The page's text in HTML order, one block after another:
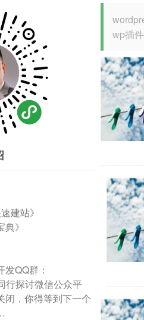
建站》
》
QQ群：
行探讨微信公众平
闭，你得等到下一个
wp插